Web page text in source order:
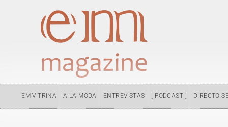
EM-VITRINA A LA MODA ENTREVISTAS [ PODCAST ] DIRECTO